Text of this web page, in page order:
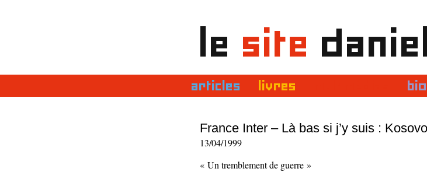
le site
articles livres
France Inter – Là bas si j’y suis :
13/04/1999
« Un tremblement de guerre »